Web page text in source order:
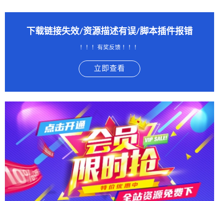
下载链接失效/资源描述有误/脚本插件报错
！！！有奖反馈 ！！！
立即查看